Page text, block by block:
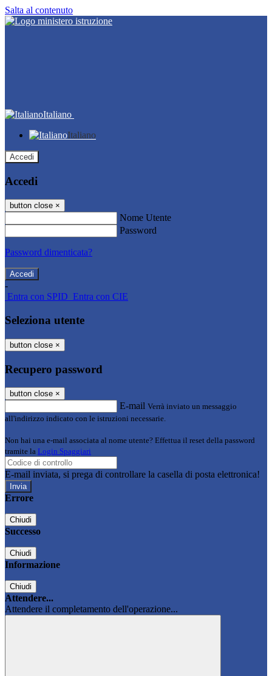
Salta al contenuto
Italiano
Italiano
Accedi
Accedi
button close ×
Nome Utente
Password
Password dimenticata?
-
Entra con SPID Entra con CIE
Seleziona utente
button close ×
Recupero password
button close ×
E-mail Verrà inviato un messaggio
all'indirizzo indicato con le istruzioni necessarie.
Non hai una e-mail associata al nome utente? Effettua il reset della password
tramite la Login Spaggiari
E-mail inviata, si prega di controllare la casella di posta elettronica!
Errore
Chiudi
Successo
Chiudi
Informazione
Chiudi
Attendere...
Attendere il completamento dell'operazione...